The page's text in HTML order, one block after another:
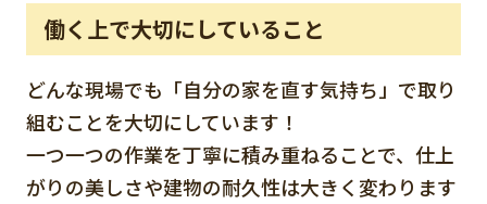
働く上で大切にしていること
どんな現場でも「自分の家を直す気持ち」で取り
組むことを大切にしています！
一つ一つの作業を丁寧に積み重ねることで、仕上
がりの美しさや建物の耐久性は大きく変わります